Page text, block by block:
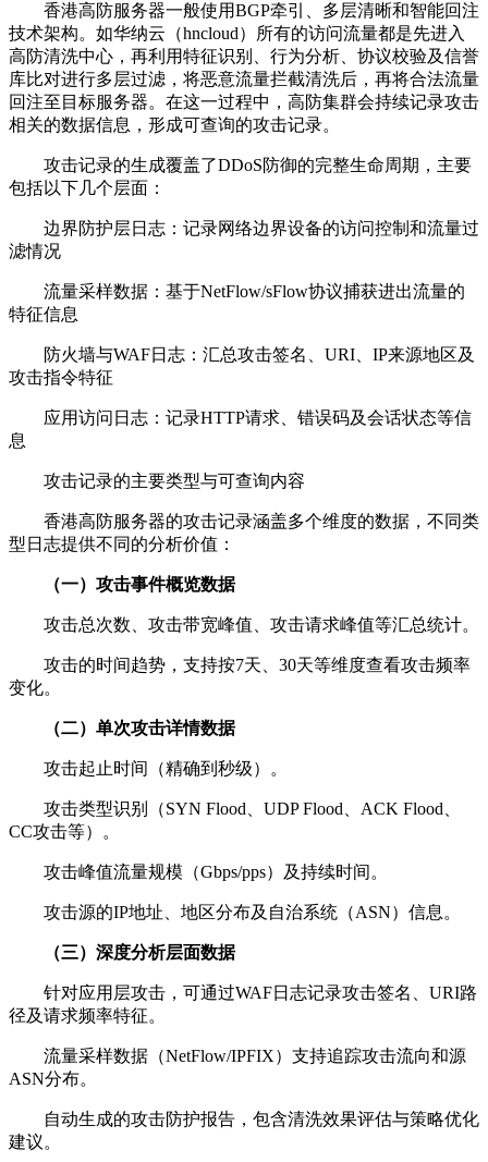
香港高防服务器一般使用BGP牵引、多层清晰和智能回注
技术架构。如华纳云（hncloud）所有的访问流量都是先进入
高防清洗中心，再利用特征识别、行为分析、协议校验及信誉
库比对进行多层过滤，将恶意流量拦截清洗后，再将合法流量
回注至目标服务器。在这一过程中，高防集群会持续记录攻击
相关的数据信息，形成可查询的攻击记录。
攻击记录的生成覆盖了DDoS防御的完整生命周期，主要
包括以下几个层面：
边界防护层日志：记录网络边界设备的访问控制和流量过
滤情况
流量采样数据：基于NetFlow/sFlow协议捕获进出流量的
特征信息
防火墙与WAF日志：汇总攻击签名、 URI IP来源地区及
攻击指令特征
应用访问日志：记录HTTP请求、错误码及会话状态等信
息
攻击记录的主要类型与可查询内容
香港高防服务器的攻击记录涵盖多个维度的数据，不同类
型日志提供不同的分析价值：
（一）攻击事件概览数据
攻击总次数、攻击带宽峰值、攻击请求峰值等汇总统计。
攻击的时间趋势，支持按7天、 30天等维度查看攻击频率
变化。
（二）单次攻击详情数据
攻击起止时间（精确到秒级）。
攻击类型识别（SYN Flood UDP Flood ACK Flood
CC攻击等）。
攻击峰值流量规模（Gbps/pps）及持续时间。
攻击源的IP地址、地区分布及自治系统（ASN）信息。
（三）深度分析层面数据
针对应用层攻击，可通过WAF日志记录攻击签名、 URI路
径及请求频率特征。
流量采样数据（NetFlow/IPFIX）支持追踪攻击流向和源
ASN分布。
自动生成的攻击防护报告，包含清洗效果评估与策略优化
建议。